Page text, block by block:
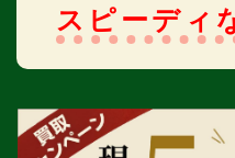
スピーディ